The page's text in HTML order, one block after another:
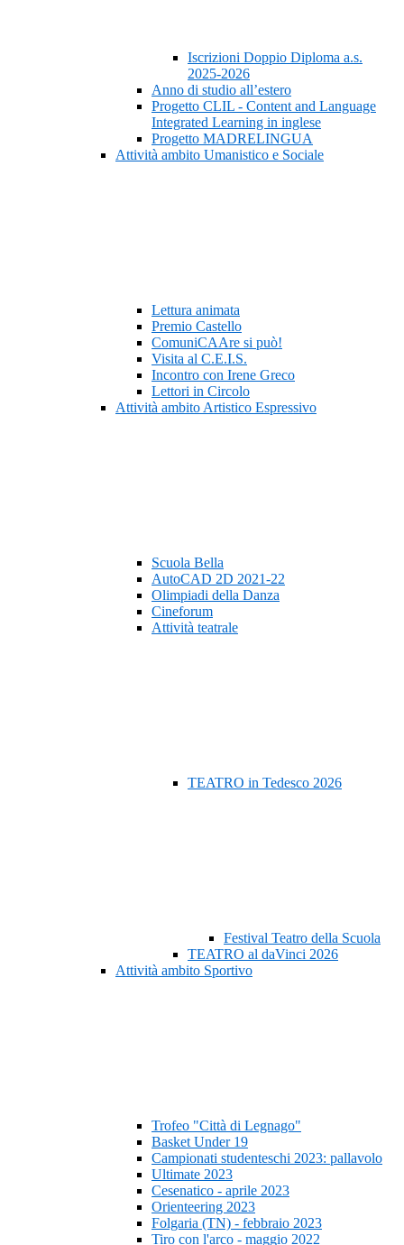
Iscrizioni Doppio Diploma a.s.
2025-2026
Anno di studio all’estero
Progetto CLIL - Content and Language
Integrated Learning in inglese
Progetto MADRELINGUA
Attività ambito Umanistico e Sociale
Lettura animata
Premio Castello
ComuniCAAre si può!
Visita al C.E.I.S.
Incontro con Irene Greco
Lettori in Circolo
Attività ambito Artistico Espressivo
Scuola Bella
AutoCAD 2D 2021-22
Olimpiadi della Danza
Cineforum
Attività teatrale
TEATRO in Tedesco 2026
Festival Teatro della Scuola
TEATRO al daVinci 2026
Attività ambito Sportivo
Trofeo "Città di Legnago"
Basket Under 19
Campionati studenteschi 2023: pallavolo
Ultimate 2023
Cesenatico - aprile 2023
Orienteering 2023
Folgaria (TN) - febbraio 2023
Tiro con l'arco - maggio 2022